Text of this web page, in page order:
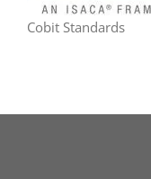
Cobit Standards